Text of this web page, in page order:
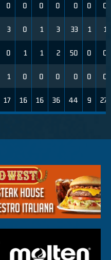
0 0 0 0 0 0 0
3 0 1 3 33 1 1
0 1 1 2 50 0 0
1 0 0 0 0 0 0
17 16 16 36 44 9 27